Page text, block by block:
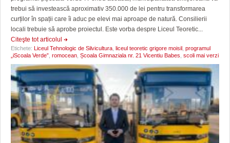
trebui să investească aproximativ 350.000 de lei pentru transformarea
curților în spații care îi aduc pe elevi mai aproape de natură. Consilierii
locali trebuie să aprobe proiectul. Este vorba despre Liceul Teoretic...
Citeşte tot articolul
Etichete: Liceul Tehnologic de Silvicultura liceul teoretic grigore moisil programul
„iScoala Verde” romocean Școala Gimnaziala nr. 21 Vicentiu Babes scoli mai verzi